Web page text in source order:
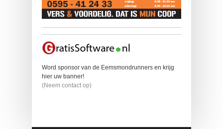
Word sponsor van de Eemsmondrunners en krijg
hier uw banner!
(Neem contact op)